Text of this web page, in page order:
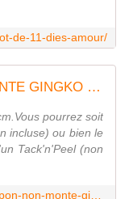
de-11-dies-amour/
FDSTNM117 : TAMPON NON MONTE GINGKO Fée du scrap
pourrez soit
incluse) ou bien le
Tack'n'Peel (non